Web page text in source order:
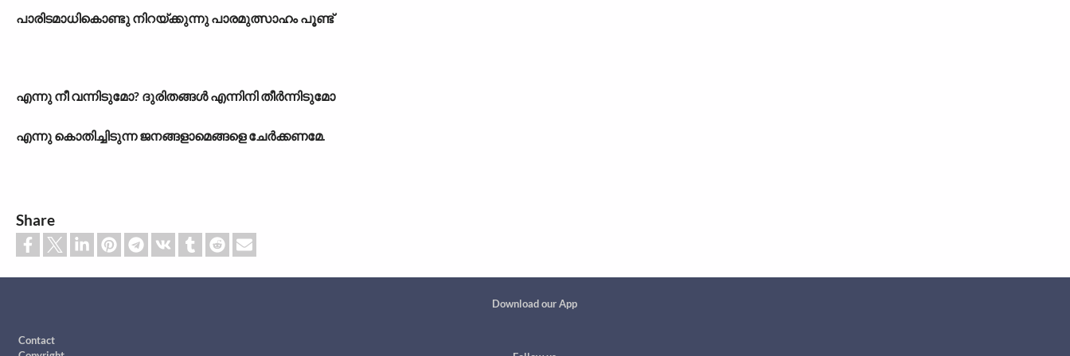
പാരിടമാധികൊണ്ടു നിറയ്ക്കുന്നു പാരമുത്സാഹം പൂണ്ട്
എന്നു നീ വന്നിടുമോ? ദുരിതങ്ങൾ എന്നിനി തീർന്നിടുമോ
എന്നു കൊതിച്ചിടുന്ന ജനങ്ങളാമെങ്ങളെ ചേർക്കണമേ.
Share
Custom footer
Download our App
Contact